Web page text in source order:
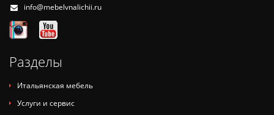
info@mebelvnalichii.ru
Разделы
Итальянская мебель
Услуги и сервис